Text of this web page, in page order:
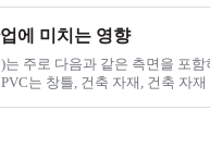
에 미치는 영향
는 주로 다음과 같은 측면을 포
는 창틀, 건축 자재, 건축 자